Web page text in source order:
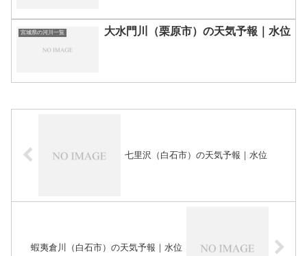
宮城県の河川一覧 大水門川（栗原市）の天気予報｜水位
七里沢（白石市）の天気予報｜水位
蝦夷倉川（白石市）の天気予報｜水位